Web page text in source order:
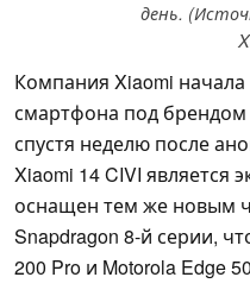
день.
Компания Xiaomi
смартфона под брендом
спустя неделю после
Xiaomi 14 CIVI является
оснащен тем же новым
Snapdragon 8-й серии,
200 Pro и Motorola Edge